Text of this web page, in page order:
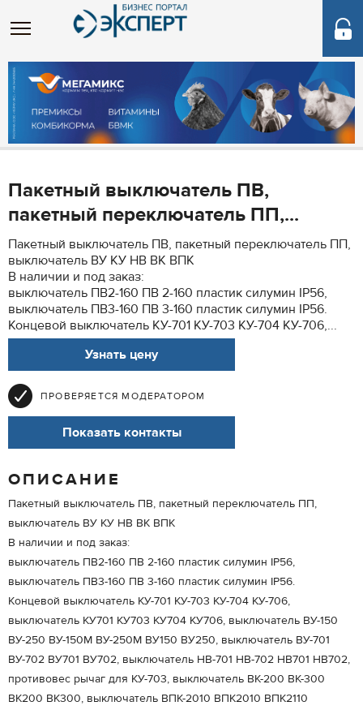
Пакетный выключатель ПВ,
пакетный переключатель ПП,...
Пакетный выключатель ПВ, пакетный переключатель ПП,
выключатель ВУ КУ НВ ВК ВПК
В наличии и под заказ:
выключатель ПВ2-160 ПВ 2-160 пластик силумин IP56,
выключатель ПВ3-160 ПВ 3-160 пластик силумин IP56.
Концевой выключатель КУ-701 КУ-703 КУ-704 КУ-706,...
Узнать цену
ПРОВЕРЯЕТСЯ МОДЕРАТОРОМ
Показать контакты
ОПИСАНИЕ
Пакетный выключатель ПВ, пакетный переключатель ПП,
выключатель ВУ КУ НВ ВК ВПК
В наличии и под заказ:
выключатель ПВ2-160 ПВ 2-160 пластик силумин IP56,
выключатель ПВ3-160 ПВ 3-160 пластик силумин IP56.
Концевой выключатель КУ-701 КУ-703 КУ-704 КУ-706,
выключатель КУ701 КУ703 КУ704 КУ706, выключатель ВУ-150
ВУ-250 ВУ-150М ВУ-250М ВУ150 ВУ250, выключатель ВУ-701
ВУ-702 ВУ701 ВУ702, выключатель НВ-701 НВ-702 НВ701 НВ702,
противовес рычаг для КУ-703, выключатель ВК-200 ВК-300
ВК200 ВК300, выключатель ВПК-2010 ВПК2010 ВПК2110